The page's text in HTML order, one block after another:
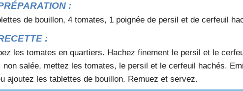
:
de bouillon, 4 tomates, 1 poignée de persil et de cerfeuil
:
les tomates en quartiers. Hachez finement le persil et le
non salée, mettez les tomates, le persil et le cerfeuil hachés.
ajoutez les tablettes de bouillon. Remuez et servez.